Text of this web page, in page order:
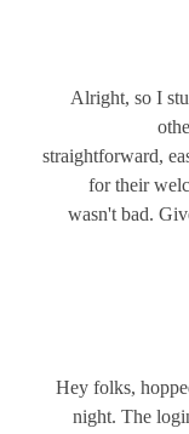
Alright, so I
straightforward,
for their
wasn't bad.
Hey folks,
night. The